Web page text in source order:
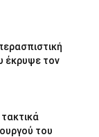
έκρυψε τον
του